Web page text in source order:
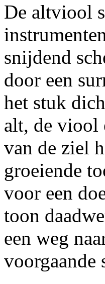
De altviool
snijdend
door een
het stuk
alt, de viool
van de ziel
groeiende
voor een
toon
een weg